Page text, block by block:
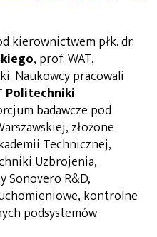
kierownictwem płk. dr.
, prof. WAT,
Naukowcy pracowali
Politechniki
badawcze pod
złożone
Technicznej,
Uzbrojenia,
Sonovero R&D,
kontrolne
podsystemów